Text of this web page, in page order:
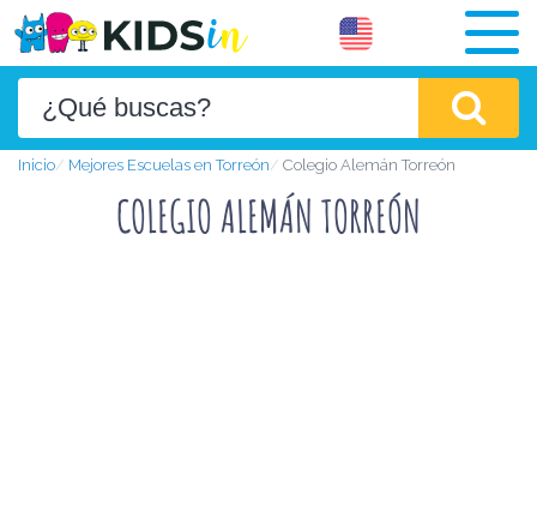
Inicio Mejores Escuelas en Torreón Colegio Alemán Torreón
COLEGIO ALEMÁN TORREÓN